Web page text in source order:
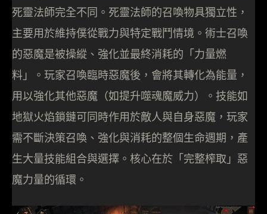
死靈法師完全不同。死靈法師的召喚物具獨立性，
主要用於維持僕從戰力與特定戰鬥情境。術士召喚
的惡魔是被操縱、強化並最終消耗的「力量燃
料」。玩家召喚臨時惡魔後，會將其轉化為能量，
用以強化其他惡魔（如提升噬魂魔威力）。技能如
地獄火焰鎖鏈可同時作用於敵人與自身惡魔，玩家
需不斷決策召喚、強化與消耗的整個生命週期，產
生大量技能組合與選擇。核心在於「完整榨取」惡
魔力量的循環。